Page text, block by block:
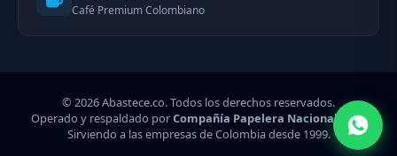
Café Premium Colombiano
© 2026 Abastece.co. Todos los derechos reservados.
Operado y respaldado porCompañía Papelera Nacional SAS-
Sirviendo a las empresas de Colombia desde 1999.